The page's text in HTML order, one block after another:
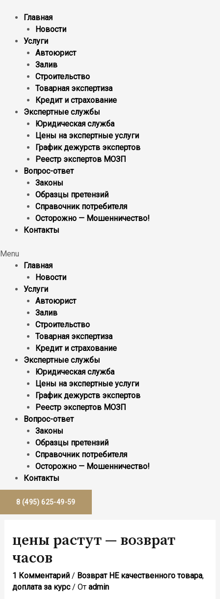
Главная
Новости
Услуги
Автоюрист
Залив
Строительство
Товарная экспертиза
Кредит и страхование
Экспертные службы
Юридическая служба
Цены на экспертные услуги
График дежурств экспертов
Реестр экcпертов МОЗП
Вопрос-ответ
Законы
Образцы претензий
Справочник потребителя
Осторожно — Мошенничество!
Контакты
Menu
Главная
Новости
Услуги
Автоюрист
Залив
Строительство
Товарная экспертиза
Кредит и страхование
Экспертные службы
Юридическая служба
Цены на экспертные услуги
График дежурств экспертов
Реестр экcпертов МОЗП
Вопрос-ответ
Законы
Образцы претензий
Справочник потребителя
Осторожно — Мошенничество!
Контакты
8 (495) 625-49-59
цены растут — возврат
часов
1 Комментарий / Возврат НЕ качественного товара,
доплата за курс/ От admin